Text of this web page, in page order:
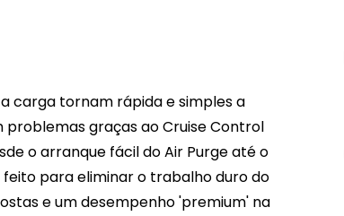
carga tornam rápida e simples a
graças ao Cruise Control
o arranque fácil do Air Purge até o
para eliminar o trabalho duro do
e um desempenho 'premium' na